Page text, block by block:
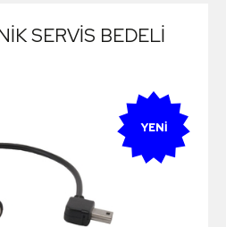
SERVİS BEDELİ
YENI